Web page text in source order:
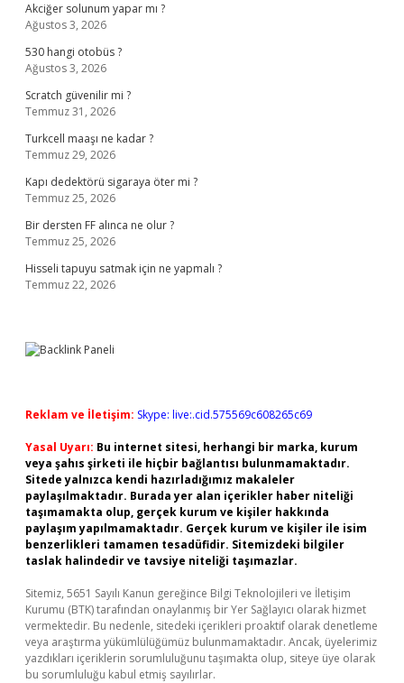
Akciğer solunum yapar mı ?
Ağustos 3, 2026
530 hangi otobüs ?
Ağustos 3, 2026
Scratch güvenilir mi ?
Temmuz 31, 2026
Turkcell maaşı ne kadar ?
Temmuz 29, 2026
Kapı dedektörü sigaraya öter mi ?
Temmuz 25, 2026
Bir dersten FF alınca ne olur ?
Temmuz 25, 2026
Hisseli tapuyu satmak için ne yapmalı ?
Temmuz 22, 2026
Reklam ve İletişim: Skype: live:.cid.575569c608265c69
Yasal Uyarı: Bu internet sitesi, herhangi bir marka, kurum
veya şahıs şirketi ile hiçbir bağlantısı bulunmamaktadır.
Sitede yalnızca kendi hazırladığımız makaleler
paylaşılmaktadır. Burada yer alan içerikler haber niteliği
taşımamakta olup, gerçek kurum ve kişiler hakkında
paylaşım yapılmamaktadır. Gerçek kurum ve kişiler ile isim
benzerlikleri tamamen tesadüfidir. Sitemizdeki bilgiler
taslak halindedir ve tavsiye niteliği taşımazlar.
Sitemiz, 5651 Sayılı Kanun gereğince Bilgi Teknolojileri ve İletişim
Kurumu (BTK) tarafından onaylanmış bir Yer Sağlayıcı olarak hizmet
vermektedir. Bu nedenle, sitedeki içerikleri proaktif olarak denetleme
veya araştırma yükümlülüğümüz bulunmamaktadır. Ancak, üyelerimiz
yazdıkları içeriklerin sorumluluğunu taşımakta olup, siteye üye olarak
bu sorumluluğu kabul etmiş sayılırlar.